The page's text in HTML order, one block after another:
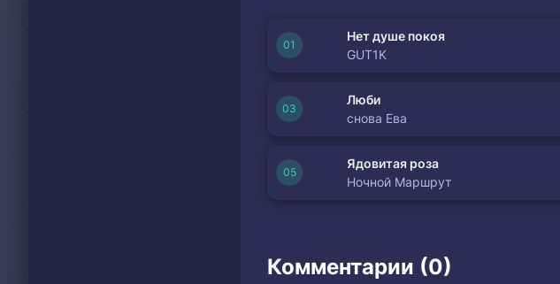
Нет душе покоя
GUT1K
Люби
снова Ева
Ядовитая роза
Ночной Маршрут
Комментарии (0)